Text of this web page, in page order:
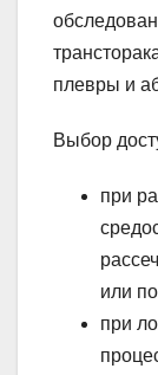
плевры и
Выбор
при
или
при